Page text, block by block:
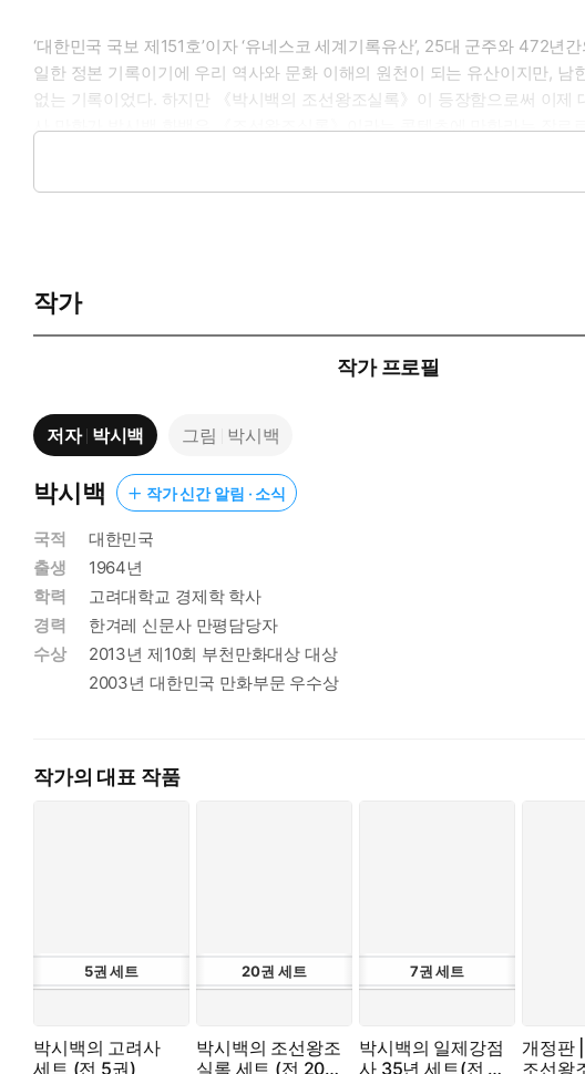
‘대한민국 국보 제151호’이자 ‘유네스코 세계기록유산’, 25대 군주와 472
일한 정본 기록이기에 우리 역사와 문화 이해의 원천이 되는 유산이지만,
없는 기록이었다. 하지만 《박시백의 조선왕조실록》이 등장함으로써 이
사 만화가 박시백 화백은 《조선왕조실록》이라는 콘텐츠에 만화라는 장
사관을 갖추면서도, 번뜩이는 재치를 겸비하여 남녀노소 쉽게 즐길 수 있
작가
작가 프로필
저자 박시백 그림 박시백
박시백 작가 신간 알림 · 소식
국적
대한민국
출생
1964년
학력
고려대학교 경제학 학사
경력
한겨레 신문사 만평담당자
수상
2013년 제10회 부천만화대상 대상
2003년 대한민국 만화부문 우수상
작가의 대표 작품
5권세트
박시백의 고려사
세트 (전 5권)
20권 세트
박시백의 조선왕조
실록 세트 (전 20
7권세트
박시백의 일제강점
사 35년 세트(전 7
개정판
조선왕